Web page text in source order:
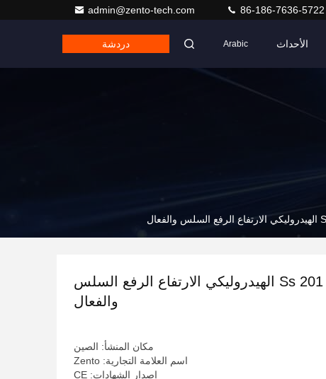
admin@zento-tech.com 86-186-7636-5722
الأحداث Arabic دردشة
السحب Ss 201 الهيدروليكي الارتفاع الرفع السلس
والفعال
مكان المنشأ: الصين
اسم العلامة التجارية: Zento
إصدار الشهادات: CE